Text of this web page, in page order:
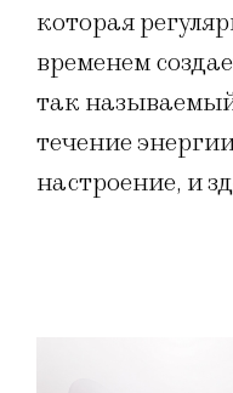
которая
временем
так
течение
настроение, и